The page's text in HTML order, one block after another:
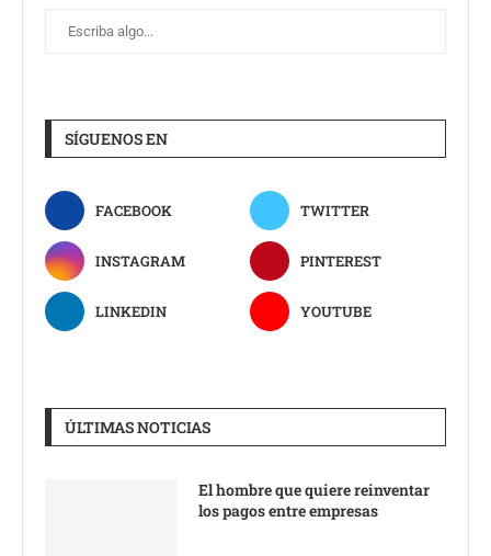
SÍGUENOS EN
FACEBOOK TWITTER
INSTAGRAM PINTEREST
LINKEDIN YOUTUBE
ÚLTIMAS NOTICIAS
El hombre que quiere reinventar
los pagos entre empresas